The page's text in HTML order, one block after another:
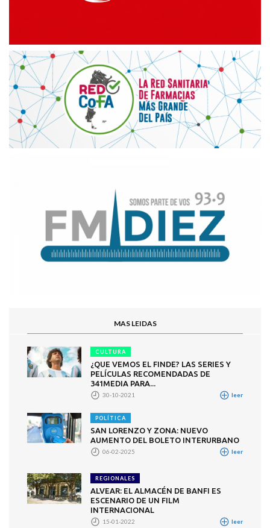
MAS LEIDAS
CULTURA
¿QUE VEMOS EL FINDE? LAS SERIES Y
PELÍCULAS RECOMENDADAS DE
341MEDIA PARA...
30-10-2021 leer
POLÍTICA
SAN LORENZO Y ZONA: NUEVO
AUMENTO DEL BOLETO INTERURBANO
06-02-2025 leer
REGIONALES
ALVEAR: EL ALMACÉN DE BANFI ES
ESCENARIO DE UN FILM
INTERNACIONAL
15-01-2022 leer